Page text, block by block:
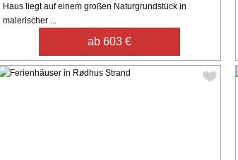
Haus liegt auf einem großen Naturgrundstück in
malerischer ...
ab 603 €